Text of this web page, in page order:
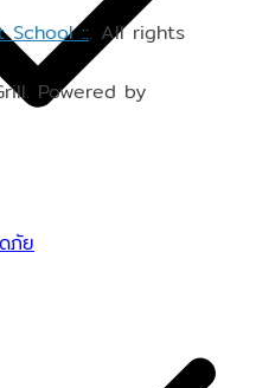
ภัย
School ::. All rights
Powered by